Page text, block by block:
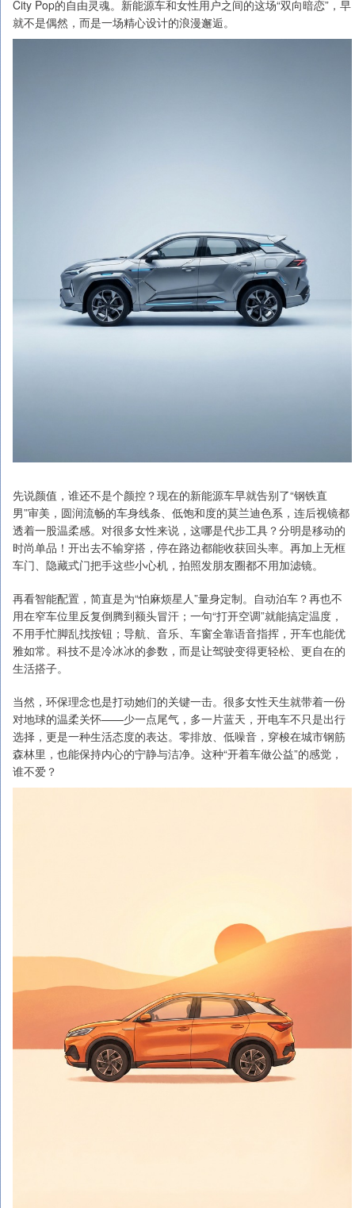
City Pop的自由灵魂。新能源车和女性用户之间的这场“双向暗恋”，早
就不是偶然，而是一场精心设计的浪漫邂逅。
先说颜值，谁还不是个颜控？现在的新能源车早就告别了“钢铁直
男”审美，圆润流畅的车身线条、低饱和度的莫兰迪色系，连后视镜都
透着一股温柔感。对很多女性来说，这哪是代步工具？分明是移动的
时尚单品！开出去不输穿搭，停在路边都能收获回头率。再加上无框
车门、隐藏式门把手这些小心机，拍照发朋友圈都不用加滤镜。
再看智能配置，简直是为“怕麻烦星人”量身定制。自动泊车？再也不
用在窄车位里反复倒腾到额头冒汗；一句“打开空调”就能搞定温度，
不用手忙脚乱找按钮；导航、音乐、车窗全靠语音指挥，开车也能优
雅如常。科技不是冷冰冰的参数，而是让驾驶变得更轻松、更自在的
生活搭子。
当然，环保理念也是打动她们的关键一击。很多女性天生就带着一份
对地球的温柔关怀——少一点尾气，多一片蓝天，开电车不只是出行
选择，更是一种生活态度的表达。零排放、低噪音，穿梭在城市钢筋
森林里，也能保持内心的宁静与洁净。这种“开着车做公益”的感觉，
谁不爱？